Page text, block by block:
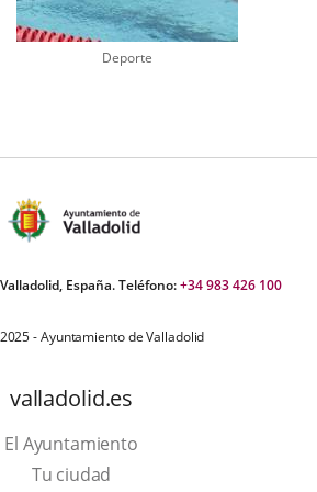
Deporte
España. Teléfono:+34 983 426 100
- Ayuntamiento de Valladolid
valladolid.es
El Ayuntamiento
Tu ciudad